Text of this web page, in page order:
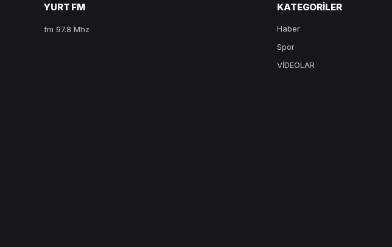
YURT FM
fm 97.8 Mhz
KATEGORILER
Haber
Spor
VİDEOLAR